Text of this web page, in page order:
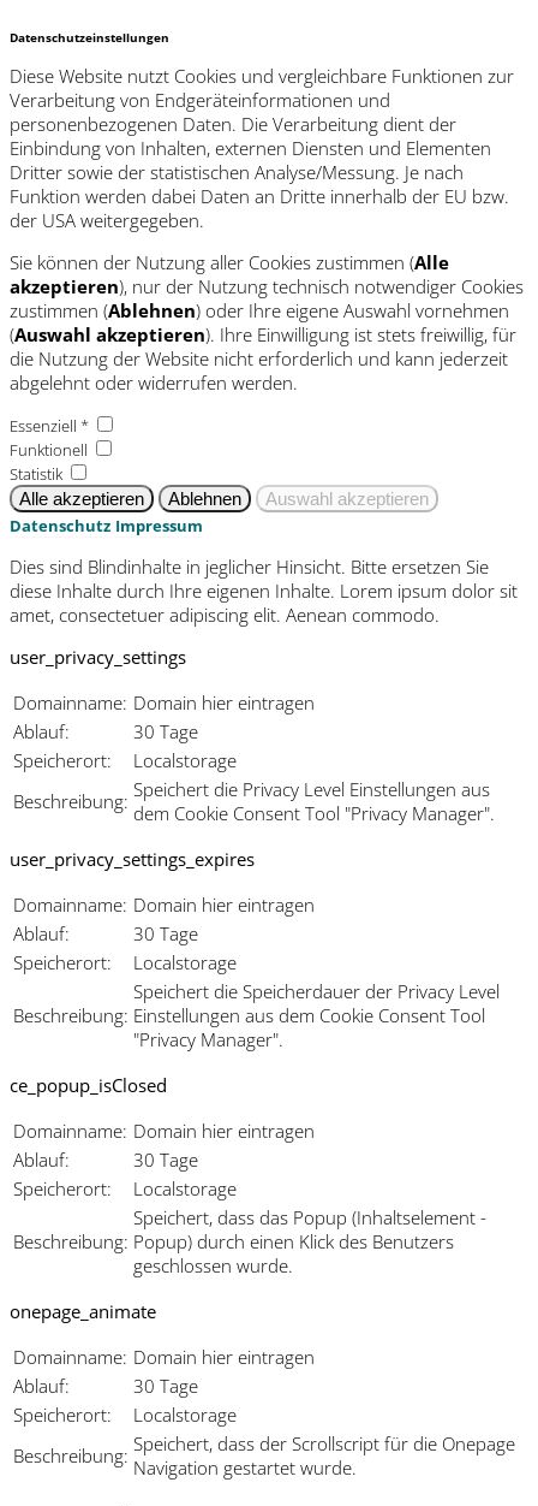
Datenschutzeinstellungen
Diese Website nutzt Cookies und vergleichbare Funktionen zur
Verarbeitung von Endgeräteinformationen und
personenbezogenen Daten. Die Verarbeitung dient der
Einbindung von Inhalten, externen Diensten und Elementen
Dritter sowie der statistischen Analyse/Messung. Je nach
Funktion werden dabei Daten an Dritte innerhalb der EU bzw.
der USA weitergegeben.
Sie können der Nutzung aller Cookies zustimmen (Alle
akzeptieren), nur der Nutzung technisch notwendiger Cookies
zustimmen (Ablehnen) oder Ihre eigene Auswahl vornehmen
(Auswahl akzeptieren). Ihre Einwilligung ist stets freiwillig, für
die Nutzung der Website nicht erforderlich und kann jederzeit
abgelehnt oder widerrufen werden.
Essenziell *
Funktionell
Statistik
Datenschutz Impressum
Dies sind Blindinhalte in jeglicher Hinsicht. Bitte ersetzen Sie
diese Inhalte durch Ihre eigenen Inhalte. Lorem ipsum dolor sit
amet, consectetuer adipiscing elit. Aenean commodo.
user_privacy_settings
Domainname: Domain hier eintragen
Ablauf:
30 Tage
Speicherort:
Localstorage
Beschreibung: Speichert die Privacy Level Einstellungen aus
dem Cookie Consent Tool "Privacy Manager".
user_privacy_settings_expires
Domainname: Domain hier eintragen
Ablauf:
30 Tage
Speicherort:
Localstorage
Beschreibung:
Speichert die Speicherdauer der Privacy Level
Einstellungen aus dem Cookie Consent Tool
"Privacy Manager".
ce_popup_isClosed
Domainname: Domain hier eintragen
Ablauf:
30 Tage
Speicherort:
Localstorage
Beschreibung:
Speichert, dass das Popup (Inhaltselement -
Popup) durch einen Klick des Benutzers
geschlossen wurde.
onepage_animate
Domainname: Domain hier eintragen
Ablauf:
30 Tage
Speicherort:
Localstorage
Beschreibung: Speichert, dass der Scrollscript für die Onepage
Navigation gestartet wurde.